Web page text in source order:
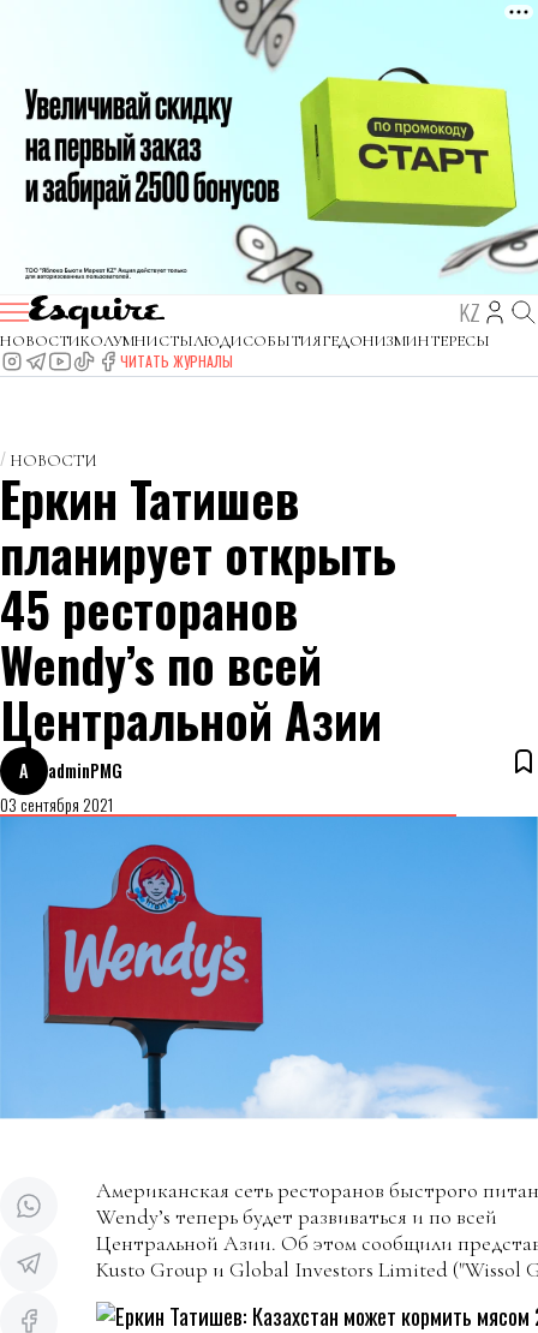
KZ
НОВОСТИКОЛУМНИСТЫЛЮДИСОБЫТИЯГЕДОНИЗМИНТЕРЕСЫ
ЧИТАТЬ ЖУРНАЛЫ
НОВОСТИ
Еркин Татишев
планирует открыть
45 ресторанов
Wendy’s по всей
Центральной Азии
A
adminPMG
03 сентября 2021
Американская сеть ресторанов быстрого
Wendy’s теперь будет развиваться и по всей
Центральной Азии. Об этом сообщили
Kusto Group и Global Investors Limited ("Wissol